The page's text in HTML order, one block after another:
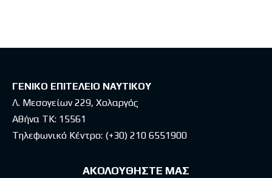
ΓΕΝΙΚΟ ΕΠΙΤΕΛΕΙΟ ΝΑΥΤΙΚΟΥ
Λ. Μεσογείων 229, Χολαργός
Αθήνα ΤΚ: 15561
Τηλεφωνικό Κέντρο: (+30) 210 6551900
ΑΚΟΛΟΥΘΗΣΤΕ ΜΑΣ